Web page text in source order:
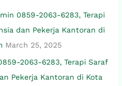
0859-2063-6283, Terapi
dan Pekerja Kantoran di
March 25, 2025
2063-6283, Terapi Saraf
Pekerja Kantoran di Kota